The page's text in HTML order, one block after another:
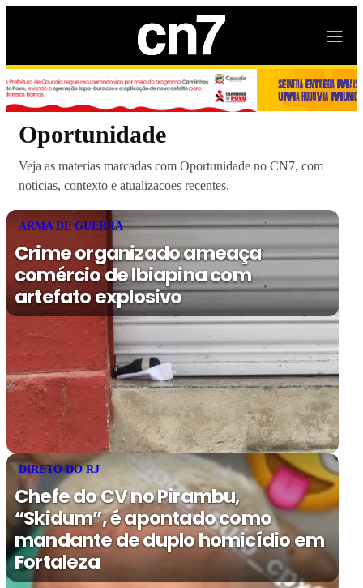
Oportunidade
Veja as materias marcadas com Oportunidade no CN7, com
noticias, contexto e atualizacoes recentes.
ARMA DE GUERRA
Crime organizado ameaça
comércio de Ibiapina com
artefato explosivo
DIRETO DO RJ
Chefe do CV no Pirambu,
“Skidum”, é apontado como
mandante de duplo homicídio em
Fortaleza